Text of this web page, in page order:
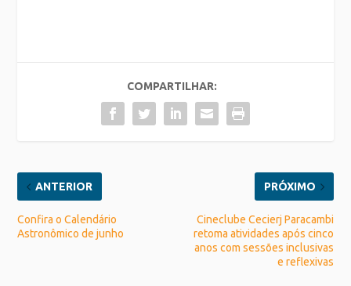
COMPARTILHAR:
ANTERIOR
Confira o Calendário
Astronômico de junho
PRÓXIMO
Cineclube Cecierj Paracambi
retoma atividades após cinco
anos com sessões inclusivas
e reflexivas